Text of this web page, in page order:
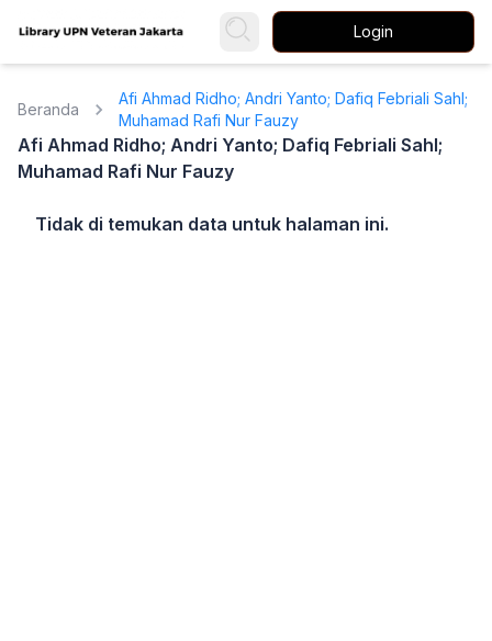
Login
Beranda
Afi Ahmad Ridho; Andri Yanto; Dafiq Febriali Sahl;
Muhamad Rafi Nur Fauzy
Afi Ahmad Ridho; Andri Yanto; Dafiq Febriali Sahl;
Muhamad Rafi Nur Fauzy
Tidak di temukan data untuk halaman ini.